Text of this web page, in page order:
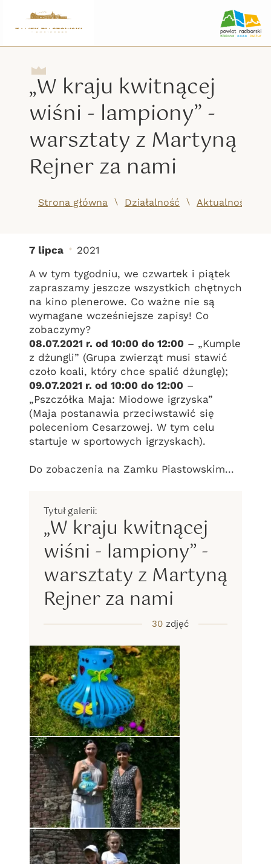
„W kraju kwitnącej
wiśni - lampiony” -
warsztaty z Martyną
Rejner za nami
Strona główna /
Działalność Aktualności
„W kraju kwitnącej
7 lipca
2021
A w tym tygodniu, we czwartek i piątek
zapraszamy jeszcze wszystkich chętnych
na kino plenerowe. Co ważne nie są
wymagane wcześniejsze zapisy! Co
zobaczymy?
08.07.2021 r. od 10:00 do 12:00 – „Kumple
z dżungli” (Grupa zwierząt musi stawić
czoło koali, który chce spalić dżunglę);
09.07.2021 r. od 10:00 do 12:00 –
„Pszczółka Maja: Miodowe igrzyska”
(Maja postanawia przeciwstawić się
poleceniom Cesarzowej. W tym celu
startuje w sportowych igrzyskach).
Do zobaczenia na Zamku Piastowskim...
„W kraju kwitnącej
wiśni - lampiony” -
warsztaty z Martyną
Rejner za nami
30 zdjęć